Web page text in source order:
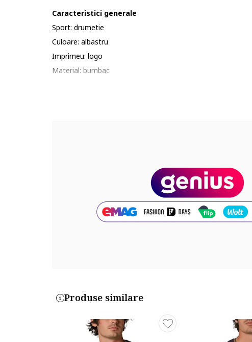
Caracteristici generale
Sport: drumetie
Culoare: albastru
Imprimeu: logo
Material: bumbac
Produse similare